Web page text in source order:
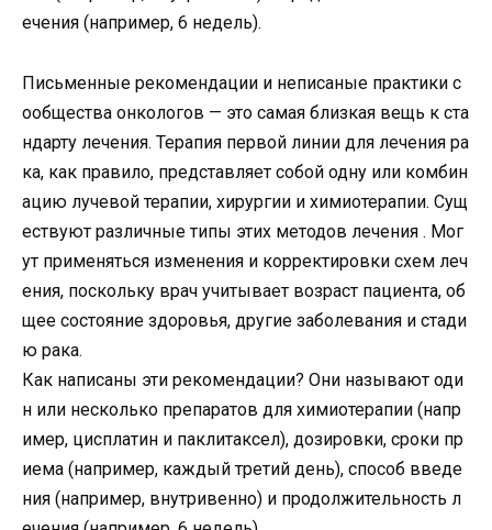
ечения (например, 6 недель).
Письменные рекомендации и неписаные практики с
ообщества онкологов — это самая близкая вещь к ста
ндарту лечения. Терапия первой линии для лечения ра
ка, как правило, представляет собой одну или комбин
ацию лучевой терапии, хирургии и химиотерапии. Сущ
ествуют различные типы этих методов лечения . Мог
ут применяться изменения и корректировки схем леч
ения, поскольку врач учитывает возраст пациента, об
щее состояние здоровья, другие заболевания и стади
ю рака.
Как написаны эти рекомендации? Они называют оди
н или несколько препаратов для химиотерапии (напр
имер, цисплатин и паклитаксел), дозировки, сроки пр
иема (например, каждый третий день), способ введе
ния (например, внутривенно) и продолжительность л